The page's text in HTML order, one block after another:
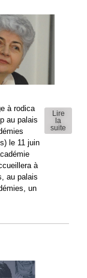
à rodica
au palais
le 11 juin
à
au palais
un
Lire
la
suite